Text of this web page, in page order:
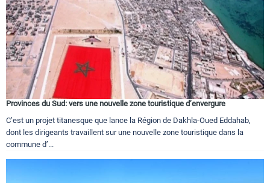
Provinces du Sud: vers une nouvelle zone touristique d’envergure
C’est un projet titanesque que lance la Région de Dakhla-Oued Eddahab,
dont les dirigeants travaillent sur une nouvelle zone touristique dans la
commune d’...